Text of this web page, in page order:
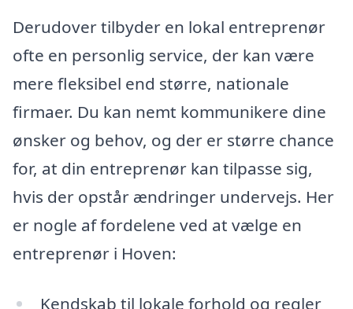
Derudover tilbyder en lokal entreprenør
ofte en personlig service, der kan være
mere fleksibel end større, nationale
firmaer. Du kan nemt kommunikere dine
ønsker og behov, og der er større chance
for, at din entreprenør kan tilpasse sig,
hvis der opstår ændringer undervejs. Her
er nogle af fordelene ved at vælge en
entreprenør i Hoven:
Kendskab til lokale forhold og regler